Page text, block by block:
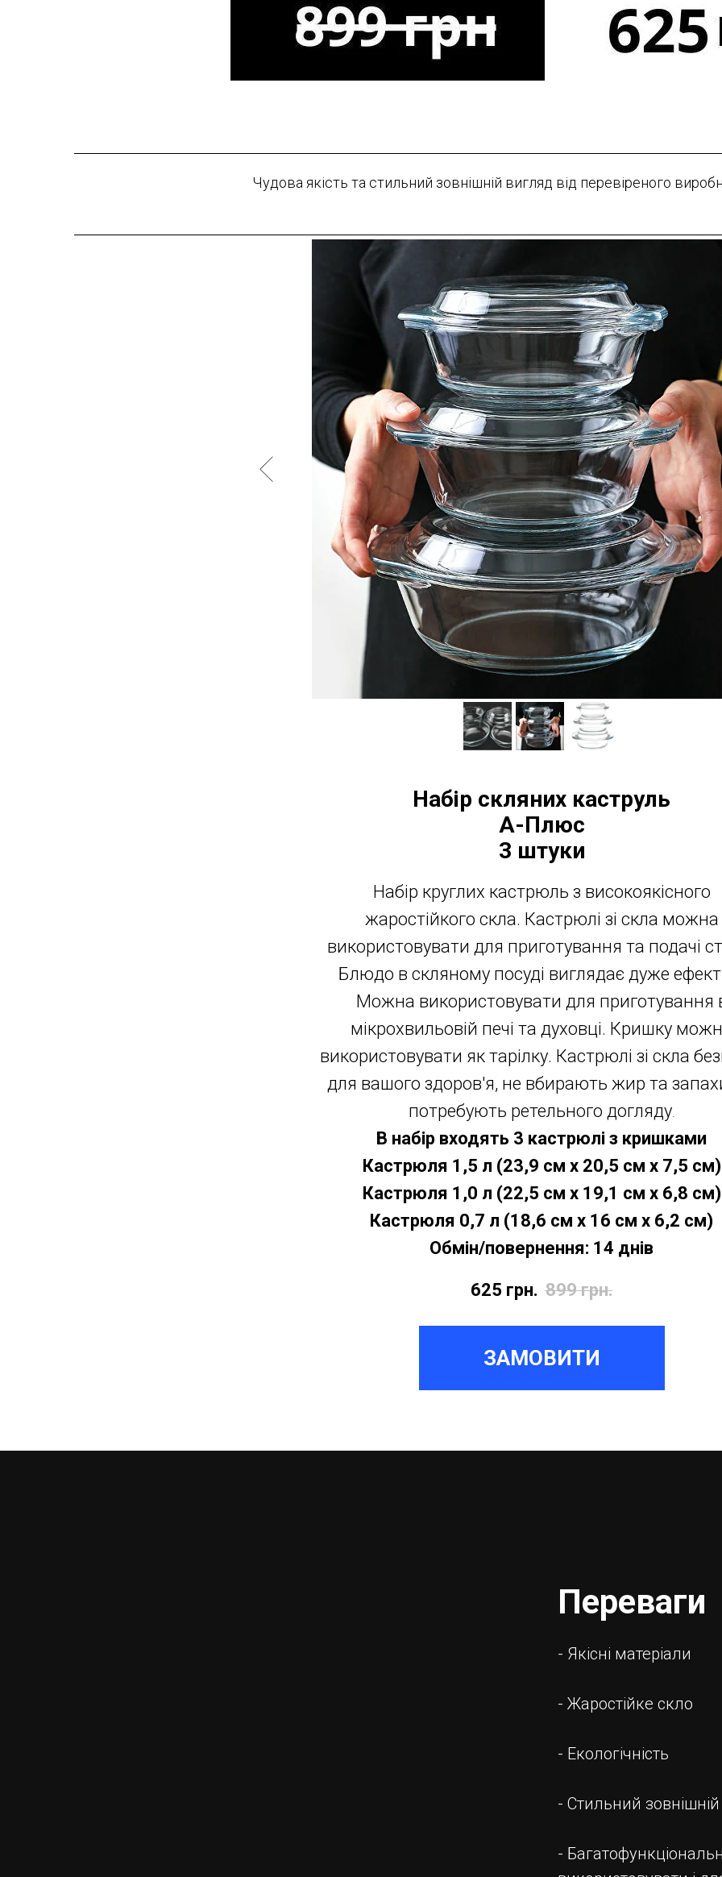
Чудова якість та стильний зовнішній вигляд від перевіреного
Набір скляних каструль
А-Плюс
3 штуки
Набір круглих кастрюль з високоякісного
жаростійкого скла. Кастрюлі зі скла можна
використовувати для приготування та подачі
Блюдо в скляному посуді виглядає дуже
Можна використовувати для приготування
мікрохвильовій печі та духовці. Кришку
використовувати як тарілку. Кастрюлі зі скла
для вашого здоров'я, не вбирають жир та
потребують ретельного догляду.
В набір входять 3 кастрюлі з кришками
Кастрюля 1,5 л (23,9 см х 20,5 см х 7,5 см)
Кастрюля 1,0 л (22,5 см х 19,1 см х 6,8 см)
Кастрюля 0,7 л (18,6 см х 16 см х 6,2 см)
Обмін/повернення: 14 днів
625 грн. 899 грн.
ЗАМОВИТИ
Переваги
- Якісні матеріали
- Жаростійке скло
- Екологічність
- Стильний
-